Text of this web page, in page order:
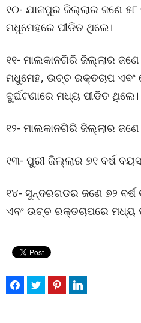
୧୦- ଯାଜପୁର ଜିଲ୍ଲାର ଜଣେ
ମଧୁମେହରେ ପୀଡିତ ଥିଲେ।
୧୧- ମାଲକାନଗିରି ଜିଲ୍ଲାର
ମଧୁମେହ, ଉଚ୍ଚ ରକ୍ତଚାପ ଏବଂ
ଦୁର୍ଘଟଣାରେ ମଧ୍ୟ ପୀଡିତ ଥିଲେ।
୧୨- ମାଲକାନଗିରି ଜିଲ୍ଲାର
୧୩- ପୁରୀ ଜିଲ୍ଲାର ୭୧ ବର୍ଷ
୧୪- ସୁନ୍ଦରଗଡର ଜଣେ ୭୨
ଏବଂ ଉଚ୍ଚ ରକ୍ତଚାପରେ ମଧ୍ୟ